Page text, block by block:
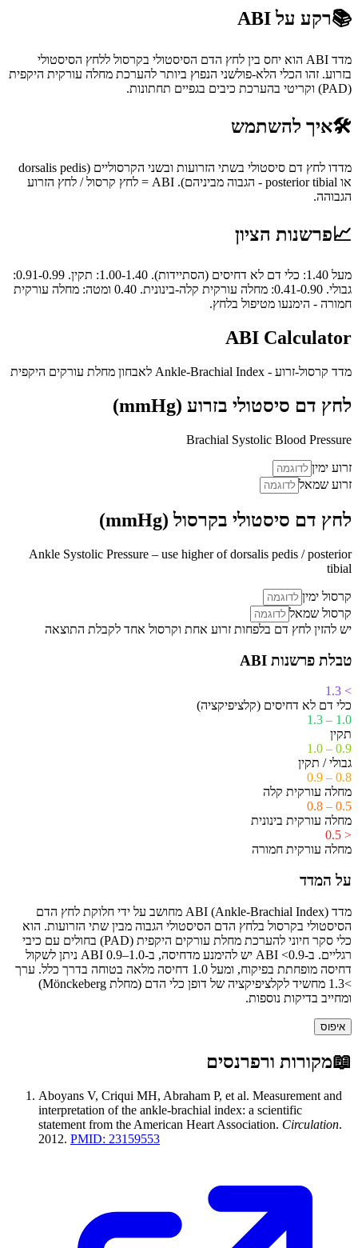
📚רקע עלABI
מדד ABI הוא יחס בין לחץ הדם הסיסטולי בקרסול ללחץ הסיסטולי
בזרוע. זהו הכלי הלא-פולשני הנפוץ ביותר להערכת מחלה עורקית היקפית
(PAD) וקריטי בהערכת כיבים בגפיים תחתונות.
🛠️איך להשתמש
מדדו לחץ דם סיסטולי בשתי הזרועות ובשני הקרסוליים (dorsalis pedis
או posterior tibial - הגבוה מביניהם). ABI = לחץ קרסול / לחץ הזרוע
הגבוהה.
📈פרשנות הציון
מעל 1.40: כלי דם לא דחיסים (הסתיידות). 1.00-1.40: תקין. 0.91-0.99:
גבולי. 0.41-0.90: מחלה עורקית קלה-בינונית. 0.40 ומטה: מחלה עורקית
חמורה - הימנעו מטיפול בלחץ.
ABI Calculator
מדד קרסול-זרוע - Ankle-Brachial Index לאבחון מחלת עורקים היקפית
לחץ דם סיסטולי בזרוע (mmHg)
Brachial Systolic Blood Pressure
זרוע ימין
זרוע שמאל
לחץ דם סיסטולי בקרסול (mmHg)
Ankle Systolic Pressure – use higher of dorsalis pedis / posterior
tibial
קרסול ימין
קרסול שמאל
יש להזין לחץ דם בלפחות זרוע אחת וקרסול אחד לקבלת התוצאה
טבלת פרשנות ABI
> 1.3
כלי דם לא דחיסים (קלציפיקציה)
1.0 – 1.3
תקין
0.9 – 1.0
גבולי / תקין
0.8 – 0.9
מחלה עורקית קלה
0.5 – 0.8
מחלה עורקית בינונית
< 0.5
מחלה עורקית חמורה
על המדד
מדד ABI (Ankle-Brachial Index) מחושב על ידי חלוקת לחץ הדם
הסיסטולי בקרסול בלחץ הדם הסיסטולי הגבוה מבין שתי הזרועות. הוא
כלי סקר חיוני להערכת מחלת עורקים היקפית (PAD) בחולים עם כיבי
רגליים. ב-ABI <0.9 יש להימנע מדחיסה, ב-ABI 0.9–1.0 ניתן לשקול
דחיסה מופחתת בפיקוח, ומעל 1.0 דחיסה מלאה בטוחה בדרך כלל. ערך
>1.3 מחשיד לקלציפיקציה של דופן כלי הדם (מחלת Mönckeberg)
ומחייב בדיקות נוספות.
איפוס
📖מקורות ורפרנסים
Aboyans V, Criqui MH, Abraham P, et al. Measurement and
interpretation of the ankle-brachial index: a scientific
statement from the American Heart Association. Circulation.
2012. PMID: 23159553